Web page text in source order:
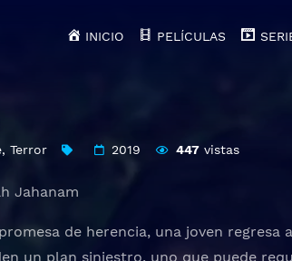
INICIO PELÍCULAS
, Terror 2019 447vistas
Jahanam
de herencia, una joven
un plan siniestro, uno que puede